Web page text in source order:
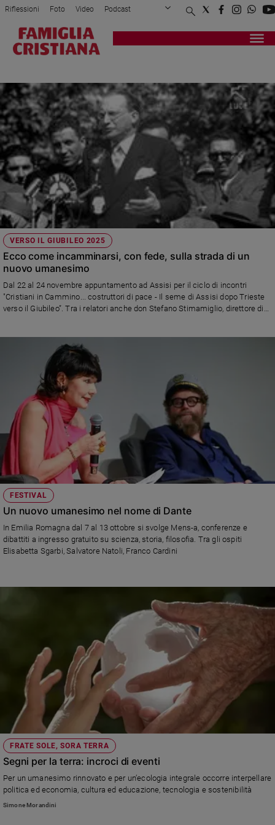
Attualità
Politica
Mondo
Economia
Legalità
e
giustizia
Sport
Interviste
Papa
Papa
Chiesa
Chiesa
Devozione
fede
Parola
del
giorno
Società
e
valori
Caso
della
settimana
Migranti
Diversità
e
inclusione
e
Riflessioni Foto Video Podcast
Privacy Policy Chi siamo
Registrati Redazione
VERSO IL GIUBILEO 2025
Ecco come incamminarsi, con fede, sulla strada di un
nuovo umanesimo
Dal 22 al 24 novembre appuntamento ad Assisi per il ciclo di incontri
"Cristiani in Cammino... costruttori di pace - Il seme di Assisi dopo Trieste
verso il Giubileo”. Tra i relatori anche don Stefano Stimamiglio, direttore di
FESTIVAL
Un nuovo umanesimo nel nome di Dante
In Emilia Romagna dal 7 al 13 ottobre si svolge Mens-a, conferenze e
dibattiti a ingresso gratuito su scienza, storia, filosofia. Tra gli ospiti
Elisabetta Sgarbi, Salvatore Natoli, Franco Cardini
FRATE SOLE, SORA TERRA
Segni per la terra: incroci di eventi
Per un umanesimo rinnovato e per un’ecologia integrale occorre interpellare
politica ed economia, cultura ed educazione, tecnologia e sostenibilità
Simone Morandini